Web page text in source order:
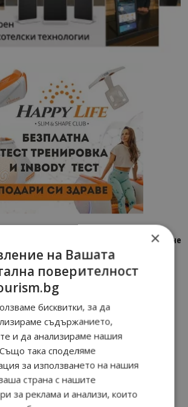
картичка от…”: Петрич – Изживяване
очакваното
11/07/2026 11:22
картичка от…”: Пловдив, градът на
времена
23/06/2026 10:00
картичка от…”: Перник – град на
културата и вдъхновяващите...
17/06/2026 09:01
×
на Вашата
поверителност
бисквитки, за да
съдържанието,
и да анализираме нашия
така споделяме
за използването на нашия
страна с нашите
за реклама и анализи, които